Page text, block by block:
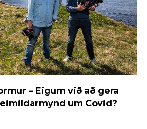
– Eigum við að gera
um Covid?